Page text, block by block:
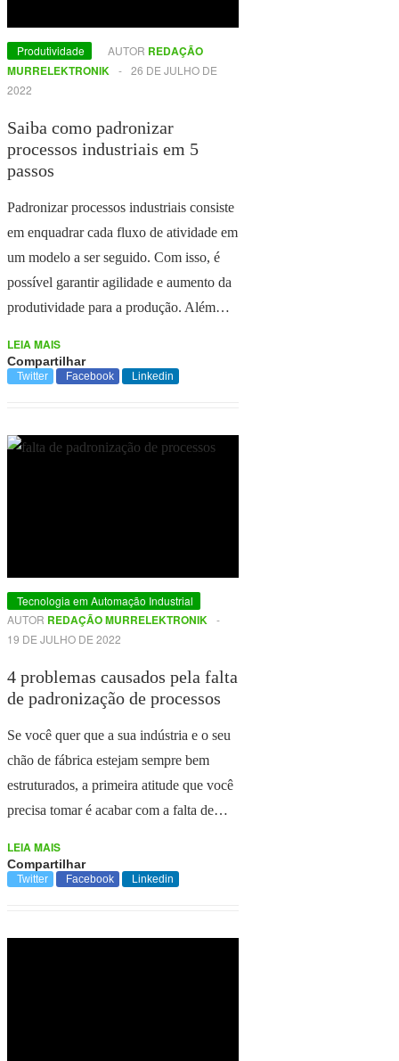
Produtividade AUTOR REDAÇÃO
MURRELEKTRONIK - 26 DE JULHO DE
2022
Saiba como padronizar
processos industriais em 5
passos
Padronizar processos industriais consiste
em enquadrar cada fluxo de atividade em
um modelo a ser seguido. Com isso, é
possível garantir agilidade e aumento da
produtividade para a produção. Além…
LEIA MAIS
Compartilhar
Twitter Facebook Linkedin
Tecnologia em Automação Industrial
AUTOR REDAÇÃO MURRELEKTRONIK -
19 DE JULHO DE 2022
4 problemas causados pela falta
de padronização de processos
Se você quer que a sua indústria e o seu
chão de fábrica estejam sempre bem
estruturados, a primeira atitude que você
precisa tomar é acabar com a falta de…
LEIA MAIS
Compartilhar
Twitter Facebook Linkedin